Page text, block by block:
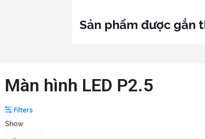
Sản phẩm được gắn
Màn hình LED P2.5
Filters
Show